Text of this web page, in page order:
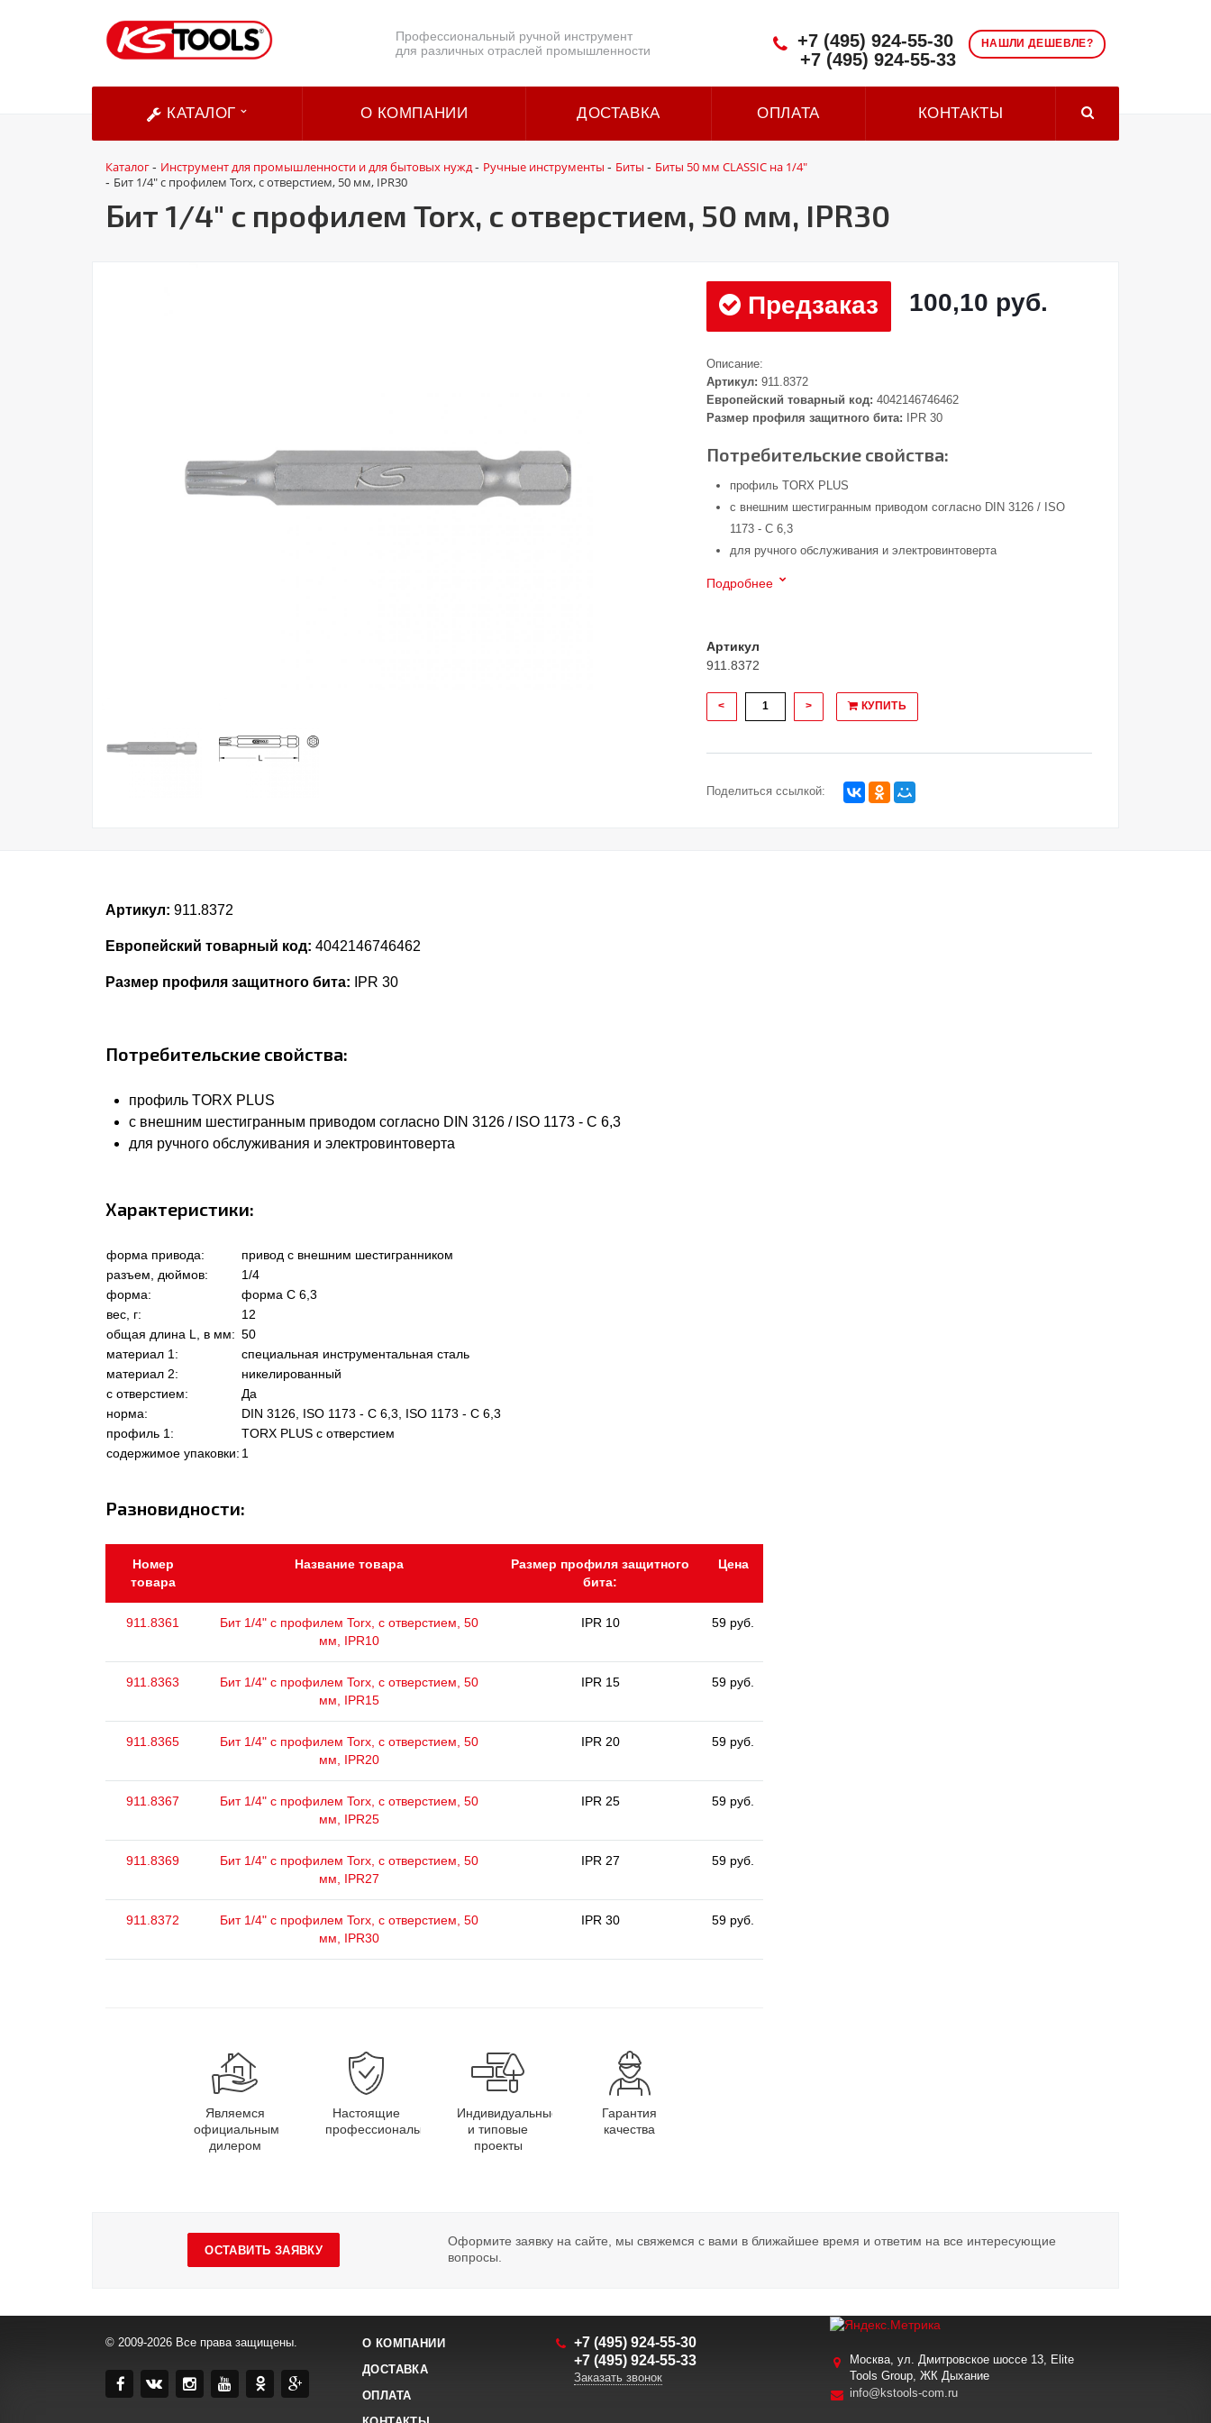
Профессиональный ручной инструмент
для различных отраслей промышленности
НАШЛИ ДЕШЕВЛЕ?
+7 (495) 924-55-30
+7 (495) 924-55-33
КАТАЛОГ О КОМПАНИИ ДОСТАВКА ОПЛАТА КОНТАКТЫ
Каталог- Инструмент для промышленности и для бытовых нужд- Ручные инструменты - Биты - Биты 50 мм CLASSIC на 1/4"
- Бит 1/4" с профилем Torx, с отверстием, 50 мм, IPR30
Бит 1/4" с профилем Torx, с отверстием, 50 мм, IPR30
Предзаказ 100,10 руб.
Описание:
Артикул: 911.8372
Европейский товарный код: 4042146746462
Размер профиля защитного бита: IPR 30
Потребительские свойства:
профиль TORX PLUS
с внешним шестигранным приводом согласно DIN 3126 / ISO
1173 - C 6,3
для ручного обслуживания и электровинтоверта
Подробнее
Артикул
911.8372
< > КУПИТЬ
Поделиться ссылкой:
Артикул: 911.8372
Европейский товарный код: 4042146746462
Размер профиля защитного бита: IPR 30
Потребительские свойства:
профиль TORX PLUS
с внешним шестигранным приводом согласно DIN 3126 / ISO 1173 - C 6,3
для ручного обслуживания и электровинтоверта
Характеристики:
форма привода:
привод с внешним шестигранником
разъем, дюймов:
1/4
форма:
форма C 6,3
вес, г:
12
общая длина L, в мм: 50
материал 1:
специальная инструментальная сталь
материал 2:
никелированный
с отверстием:
Да
норма:
DIN 3126, ISO 1173 - C 6,3, ISO 1173 - C 6,3
профиль 1:
TORX PLUS с отверстием
содержимое упаковки: 1
Разновидности:
Номер
товара
Название товара
Размер профиля защитного
бита:
Цена
911.8361
Бит 1/4" с профилем Torx, с отверстием, 50
мм, IPR10
IPR 10 59 руб.
911.8363
Бит 1/4" с профилем Torx, с отверстием, 50
мм, IPR15
IPR 15 59 руб.
911.8365
Бит 1/4" с профилем Torx, с отверстием, 50
мм, IPR20
IPR 20 59 руб.
911.8367
Бит 1/4" с профилем Torx, с отверстием, 50
мм, IPR25
IPR 25 59 руб.
911.8369
Бит 1/4" с профилем Torx, с отверстием, 50
мм, IPR27
IPR 27 59 руб.
911.8372
Бит 1/4" с профилем Torx, с отверстием, 50
мм, IPR30
IPR 30 59 руб.
Являемся
официальным
дилером
Настоящие
профессионалы
Индивидуальные
и типовые
проекты
Гарантия
качества
ОСТАВИТЬ ЗАЯВКУ
Оформите заявку на сайте, мы свяжемся с вами в ближайшее время и ответим на все интересующие
вопросы.
© 2009-2026 Все права защищены.
О КОМПАНИИ
ДОСТАВКА
ОПЛАТА
+7 (495) 924-55-30
+7 (495) 924-55-33
Заказать звонок
Москва, ул. Дмитровское шоссе 13, Elite
Tools Group, ЖК Дыхание
info@kstools-com.ru